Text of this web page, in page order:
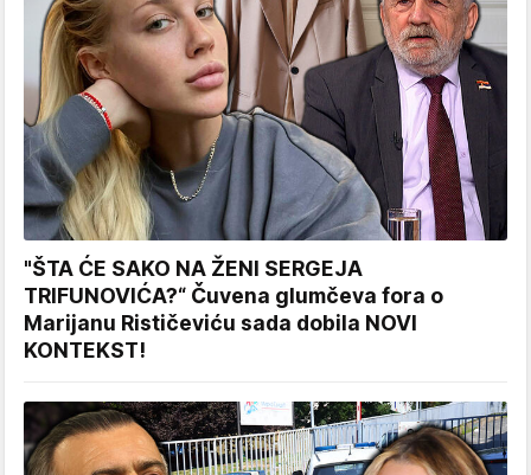
"ŠTA ĆE SAKO NA ŽENI SERGEJA
TRIFUNOVIĆA?“ Čuvena glumčeva fora o
Marijanu Rističeviću sada dobila NOVI
KONTEKST!